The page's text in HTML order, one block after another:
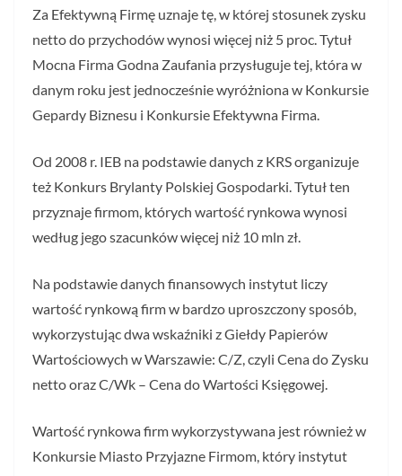
Za Efektywną Firmę uznaje tę, w której stosunek zysku
netto do przychodów wynosi więcej niż 5 proc. Tytuł
Mocna Firma Godna Zaufania przysługuje tej, która w
danym roku jest jednocześnie wyróżniona w Konkursie
Gepardy Biznesu i Konkursie Efektywna Firma.
Od 2008 r. IEB na podstawie danych z KRS organizuje
też Konkurs Brylanty Polskiej Gospodarki. Tytuł ten
przyznaje firmom, których wartość rynkowa wynosi
według jego szacunków więcej niż 10 mln zł.
Na podstawie danych finansowych instytut liczy
wartość rynkową firm w bardzo uproszczony sposób,
wykorzystując dwa wskaźniki z Giełdy Papierów
Wartościowych w Warszawie: C/Z, czyli Cena do Zysku
netto oraz C/Wk – Cena do Wartości Księgowej.
Wartość rynkowa firm wykorzystywana jest również w
Konkursie Miasto Przyjazne Firmom, który instytut